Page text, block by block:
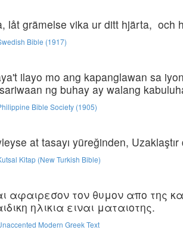
låt grämelse vika ur ditt hjärta, och
Bible (1917)
ilayo mo ang kapanglawan sa
ng buhay ay walang
Bible Society (1905)
at tasayı yüreğinden,
Kitap (New Turkish Bible)
αφαιρεσον τον θυμον απο της
ηλικια ειναι ματαιοτης.
Modern Greek Text